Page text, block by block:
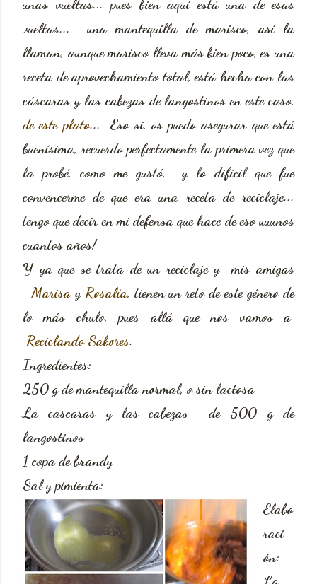
unas vueltas... pues bien aquí está una de esas
vueltas... una mantequilla de marisco, así la
llaman, aunque marisco lleva más bien poco, es una
receta de aprovechamiento total, está hecha con las
cáscaras y las cabezas de langostinos en este caso,
de este plato... Eso si, os puedo asegurar que está
buenísima, recuerdo perfectamente la primera vez que
la probé, como me gustó, y lo difícil que fue
convencerme de que era una receta de reciclaje...
tengo que decir en mi defensa que hace de eso uuunos
cuantos años!
Y ya que se trata de un reciclaje y mis amigas
Marisay Rosalía, tienen un reto de este género de
lo más chulo, pues allá que nos vamos a
Reciclando Sabores.
Ingredientes:
250 g de mantequilla normal, o sin lactosa
La cascaras y las cabezas de 500 g de
langostinos
1 copa de brandy
Sal y pimienta:
Elabo
raci
ón: